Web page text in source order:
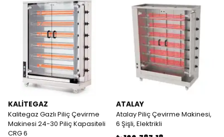
KALİTEGAZ
Kalitegaz Gazlı Piliç Çevirme
Makinesi 24-30 Piliç Kapasiteli
CRG 6
ATALAY
Atalay Piliç Çevirme Makinesi,
6 Şişli, Elektrikli